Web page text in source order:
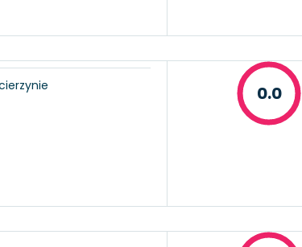
0.0